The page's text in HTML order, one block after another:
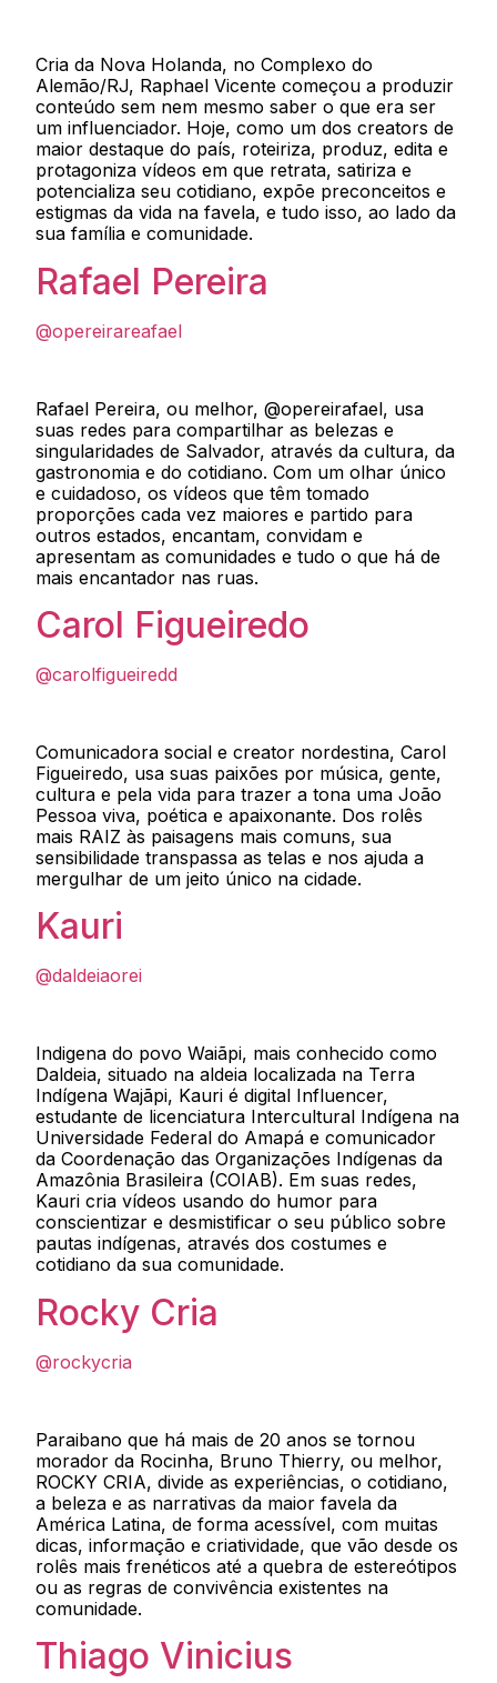
Cria da Nova Holanda, no Complexo do
Alemão/RJ, Raphael Vicente começou a produzir
conteúdo sem nem mesmo saber o que era ser
um influenciador. Hoje, como um dos creators de
maior destaque do país, roteiriza, produz, edita e
protagoniza vídeos em que retrata, satiriza e
potencializa seu cotidiano, expõe preconceitos e
estigmas da vida na favela, e tudo isso, ao lado da
sua família e comunidade.
Rafael Pereira
@opereirareafael
Rafael Pereira, ou melhor, @opereirafael, usa
suas redes para compartilhar as belezas e
singularidades de Salvador, através da cultura, da
gastronomia e do cotidiano. Com um olhar único
e cuidadoso, os vídeos que têm tomado
proporções cada vez maiores e partido para
outros estados, encantam, convidam e
apresentam as comunidades e tudo o que há de
mais encantador nas ruas.
Carol Figueiredo
@carolfigueiredd
Comunicadora social e creator nordestina, Carol
Figueiredo, usa suas paixões por música, gente,
cultura e pela vida para trazer a tona uma João
Pessoa viva, poética e apaixonante. Dos rolês
mais RAIZ às paisagens mais comuns, sua
sensibilidade transpassa as telas e nos ajuda a
mergulhar de um jeito único na cidade.
Kauri
@daldeiaorei
Indigena do povo Waiãpi, mais conhecido como
Daldeia, situado na aldeia localizada na Terra
Indígena Wajãpi, Kauri é digital Influencer,
estudante de licenciatura Intercultural Indígena na
Universidade Federal do Amapá e comunicador
da Coordenação das Organizações Indígenas da
Amazônia Brasileira (COIAB). Em suas redes,
Kauri cria vídeos usando do humor para
conscientizar e desmistificar o seu público sobre
pautas indígenas, através dos costumes e
cotidiano da sua comunidade.
Rocky Cria
@rockycria
Paraibano que há mais de 20 anos se tornou
morador da Rocinha, Bruno Thierry, ou melhor,
ROCKY CRIA, divide as experiências, o cotidiano,
a beleza e as narrativas da maior favela da
América Latina, de forma acessível, com muitas
dicas, informação e criatividade, que vão desde os
rolês mais frenéticos até a quebra de estereótipos
ou as regras de convivência existentes na
comunidade.
Thiago Vinicius